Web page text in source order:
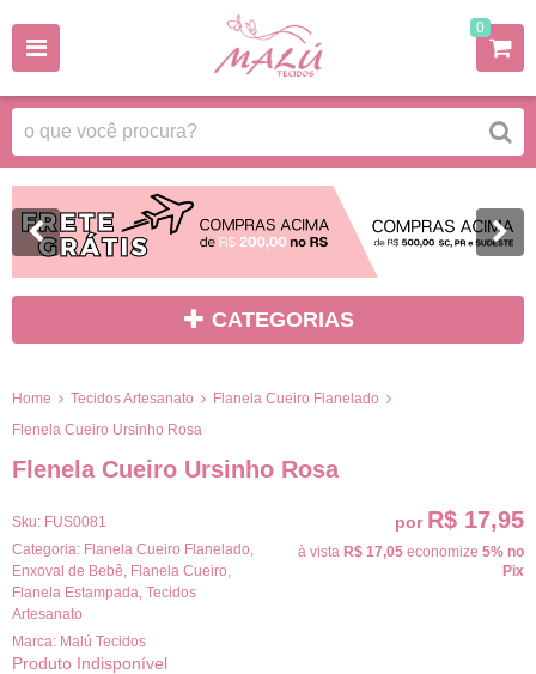
0
CATEGORIAS
Home Tecidos Artesanato
Flanela Cueiro Flanelado
Flenela Cueiro Ursinho Rosa
Flenela Cueiro Ursinho Rosa
Sku: FUS0081
Categoria: Flanela Cueiro Flanelado
Enxoval de Bebê Flanela Cueiro
Flanela Estampada Tecidos
Artesanato
Marca: Malú Tecidos
Produto Indisponível
por R$ 17,95
à vista R$ 17,05 economize 5% no
Pix